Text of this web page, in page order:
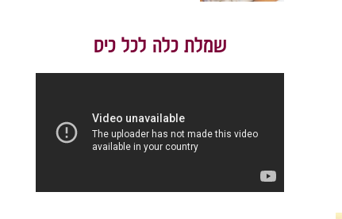
שמלת כלה לכל כיס